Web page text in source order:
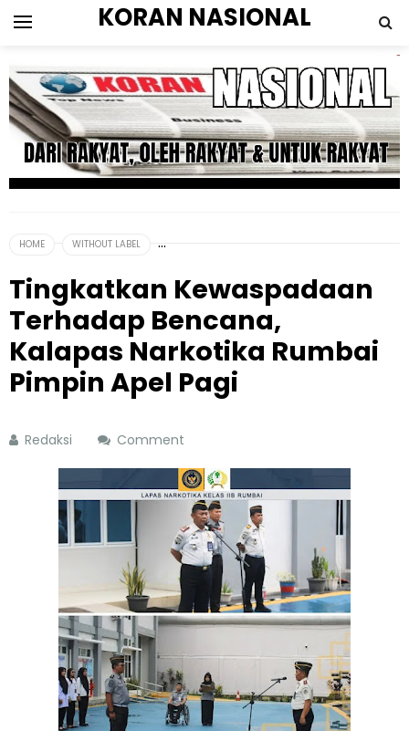
KORAN NASIONAL
HOME WITHOUT LABEL
Tingkatkan Kewaspadaan
Terhadap Bencana,
Kalapas Narkotika Rumbai
Pimpin Apel Pagi
Redaksi Comment